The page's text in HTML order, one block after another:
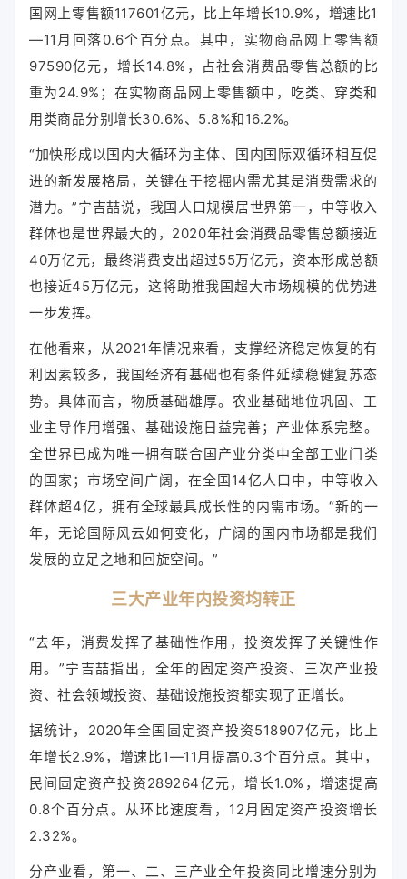
国网上零售额117601亿元，比上年增长10.9%，增速比1
—11月回落0.6个百分点。其中，实物商品网上零售额
97590亿元，增长14.8%，占社会消费品零售总额的比
重为24.9%；在实物商品网上零售额中，吃类、穿类和
用类商品分别增长30.6%、5.8%和16.2%。
“加快形成以国内大循环为主体、国内国际双循环相互促
进的新发展格局，关键在于挖掘内需尤其是消费需求的
潜力。”宁吉喆说，我国人口规模居世界第一，中等收入
群体也是世界最大的，2020年社会消费品零售总额接近
40万亿元，最终消费支出超过55万亿元，资本形成总额
也接近45万亿元，这将助推我国超大市场规模的优势进
一步发挥。
在他看来，从2021年情况来看，支撑经济稳定恢复的有
利因素较多，我国经济有基础也有条件延续稳健复苏态
势。具体而言，物质基础雄厚。农业基础地位巩固、工
业主导作用增强、基础设施日益完善；产业体系完整。
全世界已成为唯一拥有联合国产业分类中全部工业门类
的国家；市场空间广阔，在全国14亿人口中，中等收入
群体超4亿，拥有全球最具成长性的内需市场。“新的一
年，无论国际风云如何变化，广阔的国内市场都是我们
发展的立足之地和回旋空间。”
三大产业年内投资均转正
“去年，消费发挥了基础性作用，投资发挥了关键性作
用。”宁吉喆指出，全年的固定资产投资、三次产业投
资、社会领域投资、基础设施投资都实现了正增长。
据统计，2020年全国固定资产投资518907亿元，比上
年增长2.9%，增速比1—11月提高0.3个百分点。其中，
民间固定资产投资289264亿元，增长1.0%，增速提高
0.8个百分点。从环比速度看，12月固定资产投资增长
2.32%。
分产业看，第一、二、三产业全年投资同比增速分别为